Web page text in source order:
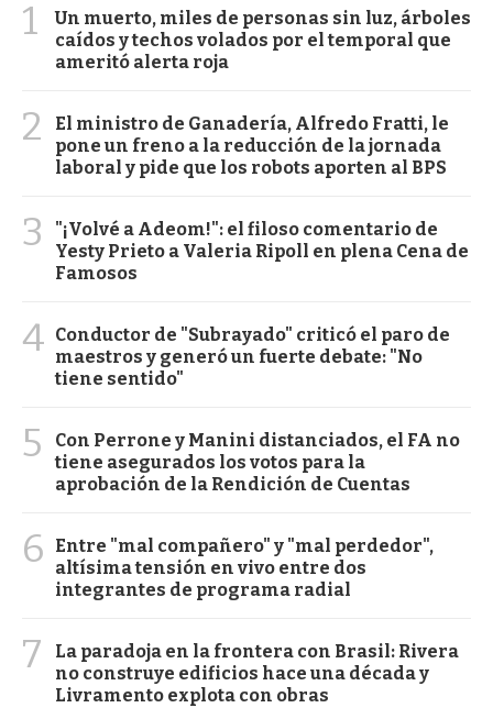
1
Un muerto, miles de personas sin luz, árboles
caídos y techos volados por el temporal que
ameritó alerta roja
2
El ministro de Ganadería, Alfredo Fratti, le
pone un freno a la reducción de la jornada
laboral y pide que los robots aporten al BPS
3
"¡Volvé a Adeom!": el filoso comentario de
Yesty Prieto a Valeria Ripoll en plena Cena de
Famosos
4 Conductor de "Subrayado" criticó el paro de
maestros y generó un fuerte debate: "No
tiene sentido"
5
Con Perrone y Manini distanciados, el FA no
tiene asegurados los votos para la
aprobación de la Rendición de Cuentas
6
Entre "mal compañero" y "mal perdedor",
altísima tensión en vivo entre dos
integrantes de programa radial
7
La paradoja en la frontera con Brasil: Rivera
no construye edificios hace una década y
Livramento explota con obras